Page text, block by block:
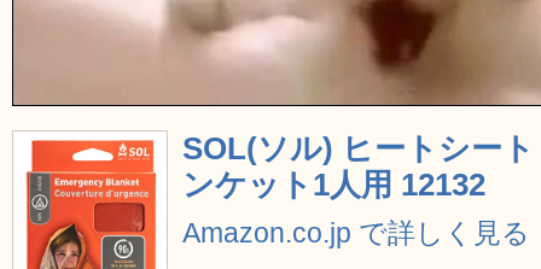
SOL(ソル) ヒートシー
ンケット1人用 12132
Amazon.co.jp で詳しく見る